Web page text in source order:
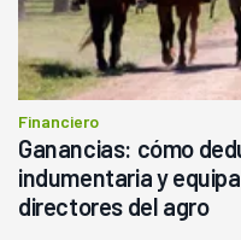
Financiero
Ganancias: cómo
indumentaria y
directores del agro